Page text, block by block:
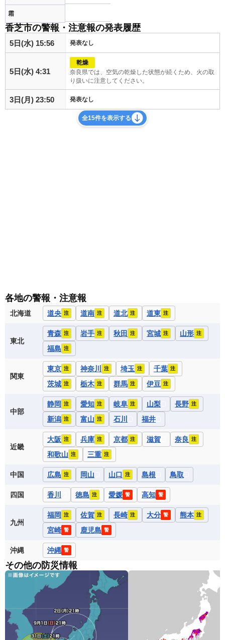
霜
香芝市の警報・注意報の発表履歴
5日(水) 15:56 発表なし
5日(水) 4:31
乾燥
奈良県では、空気の乾燥した状態が続くため、火の取
り扱いに注意してください。
3日(月) 23:50 発表なし
全15件を表示する
各地の警報・注意報
北海道 道央 注 道南 注 道北 注 道東 注
東北
青森 注 岩手 注 秋田 注 宮城 注 山形 注
福島 注
関東
東京 注 神奈川 注 埼玉 注 千葉 注
茨城 注 栃木 注 群馬 注 伊豆 注
中部
静岡 注 愛知 注 岐阜 注 山梨 長野 注
新潟 注 富山 注 石川 福井
近畿
大阪 注 兵庫 注 京都 注 滋賀 奈良 注
和歌山 注 三重 注
中国 広島 注 岡山 山口 注 島根 鳥取
四国 香川 徳島 注 愛媛 警 高知 警
九州
福岡 注 佐賀 注 長崎 注 大分 警 熊本 注
宮崎 警 鹿児島 警
沖縄 沖縄 警
その他の防災情報